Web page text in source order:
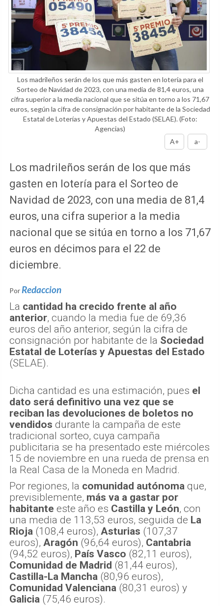
Los madrileños serán de los que más gasten en lotería para el
Sorteo de Navidad de 2023, con una media de 81,4 euros, una
cifra superior a la media nacional que se sitúa en torno a los 71,67
euros, según la cifra de consignación por habitante de la Sociedad
Estatal de Loterías y Apuestas del Estado (SELAE).(Foto:
Agencias)
A+
a-
Los madrileños serán de los que más
gasten en lotería para el Sorteo de
Navidad de 2023, con una media de 81,4
euros, una cifra superior a la media
nacional que se sitúa en torno a los 71,67
euros en décimos para el 22 de
diciembre.
Por Redaccion
La cantidad ha crecido frente al año
anterior, cuando la media fue de 69,36
euros del año anterior, según la cifra de
consignación por habitante de la Sociedad
Estatal de Loterías y Apuestas del Estado
(SELAE).
Dicha cantidad es una estimación, pues el
dato será definitivo una vez que se
reciban las devoluciones de boletos no
vendidos durante la campaña de este
tradicional sorteo, cuya campaña
publicitaria se ha presentado este miércoles
15 de noviembre en una rueda de prensa en
la Real Casa de la Moneda en Madrid.
Por regiones, la comunidad autónoma que,
previsiblemente, más va a gastar por
habitante este año es Castilla y León, con
una media de 113,53 euros, seguida de La
Rioja (108,4 euros), Asturias (107,37
euros), Aragón (96,64 euros), Cantabria
(94,52 euros), País Vasco (82,11 euros),
Comunidad de Madrid (81,44 euros),
Castilla-La Mancha (80,96 euros),
Comunidad Valenciana (80,31 euros) y
Galicia (75,46 euros).